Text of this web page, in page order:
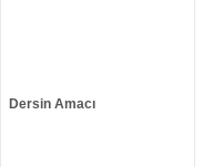
Dersin Amacı